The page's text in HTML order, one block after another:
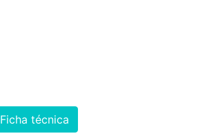
Ficha técnica